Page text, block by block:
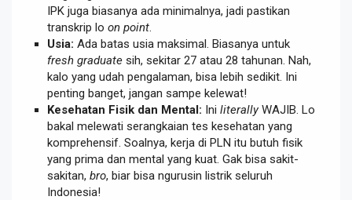
IPK juga biasanya ada minimalnya, jadi pastikan
transkrip lo on point
Usia: Ada batas usia maksimal. Biasanya untuk
fresh graduate sih, sekitar 27 atau 28 tahunan. Nah,
kalo yang udah pengalaman, bisa lebih sedikit. Ini
penting banget, jangan sampe kelewat!
Kesehatan Fisik dan Mental: Ini literallyWAJIB. Lo
bakal melewati serangkaian tes kesehatan yang
komprehensif. Soalnya, kerja di PLN itu butuh fisik
yang prima dan mental yang kuat. Gak bisa sakit-
sakitan, bro, biar bisa ngurusin listrik seluruh
Indonesia!